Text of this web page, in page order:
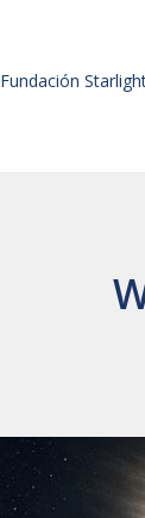
Fundación